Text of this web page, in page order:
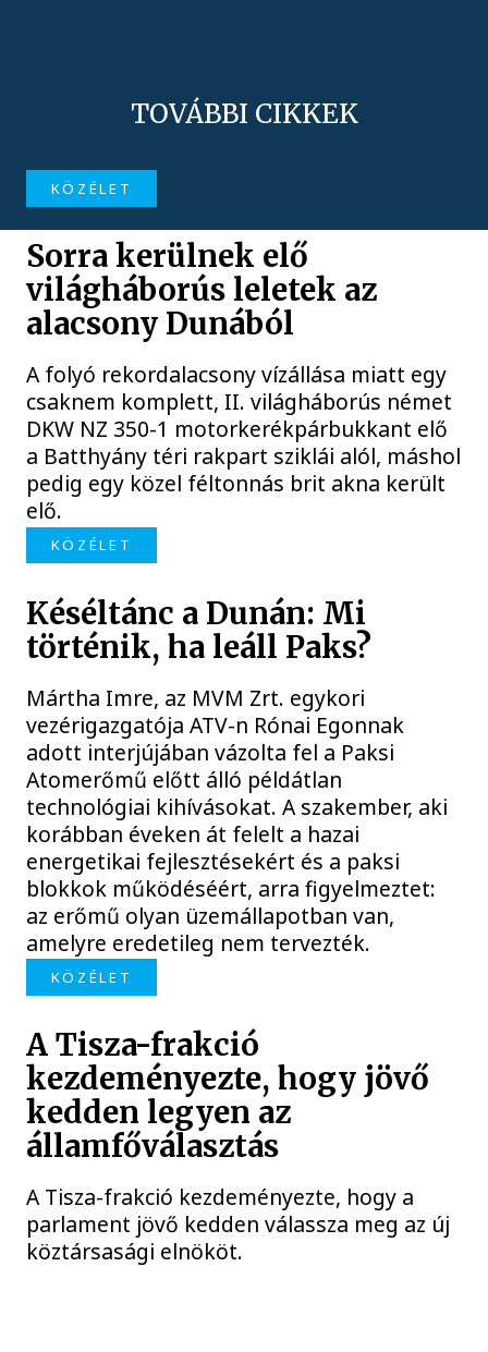
TOVÁBBI CIKKEK
KÖZÉLET
Sorra kerülnek elő
világháborús leletek az
alacsony Dunából
A folyó rekordalacsony vízállása miatt egy
csaknem komplett, II. világháborús német
DKW NZ 350-1 motorkerékpárbukkant elő
a Batthyány téri rakpart sziklái alól, máshol
pedig egy közel féltonnás brit akna került
elő.
KÖZÉLET
Késéltánc a Dunán: Mi
történik, ha leáll Paks?
Mártha Imre, az MVM Zrt. egykori
vezérigazgatója ATV-n Rónai Egonnak
adott interjújában vázolta fel a Paksi
Atomerőmű előtt álló példátlan
technológiai kihívásokat. A szakember, aki
korábban éveken át felelt a hazai
energetikai fejlesztésekért és a paksi
blokkok működéséért, arra figyelmeztet:
az erőmű olyan üzemállapotban van,
amelyre eredetileg nem tervezték.
KÖZÉLET
A Tisza-frakció
kezdeményezte, hogy jövő
kedden legyen az
államfőválasztás
A Tisza-frakció kezdeményezte, hogy a
parlament jövő kedden válassza meg az új
köztársasági elnököt.